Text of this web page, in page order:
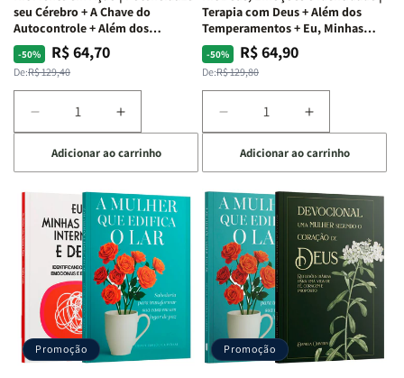
+
Raiz
da
Rejeição
Insatisfação.
+
Raiz
O
Insatisfação.
seu Cérebro + A Chave do
Autocontrole + Além dos
Temperamentos
-50%
Preço
normal
De:R$ 129,40
Preço
promocional
R$ 64,70
Diminuir
a
quantidade
de
Mente
em
Ação
Potencialize
seu
Cérebro
+
A
Aumentar
a
quantidade
de
Kit
Mente
em
Ação
|
Potencialize
seu
Cérebro
A
Adicionar ao carrinho
Terapia com Deus + Além dos
Temperamentos + Eu, Minhas
Feridas e Deus
-50%
Preço
normal
De:R$ 129,80
Preço
promocional
R$ 64,90
Diminuir
a
quantidade
de
Kit
Deus,
Emoções
e
Identidade
|
Terapia
com
Deus
+
Aumentar
a
quantidade
de
Kit
Deus,
Emoções
e
Identidade
|
Terapia
com
Deus
+
Adicionar ao carrinho
Promoção Promoção